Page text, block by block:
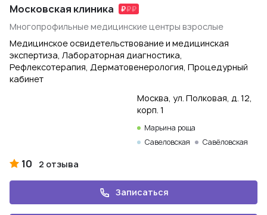
Московская клиника
Многопрофильные медицинские центры взрослые
Медицинское освидетельствование и медицинская
экспертиза, Лабораторная диагностика,
Рефлексотерапия, Дерматовенерология, Процедурный
кабинет
Москва, ул. Полковая, д. 12,
корп. 1
Марьина роща
Савеловская
Савёловская
10 2 отзыва
Записаться